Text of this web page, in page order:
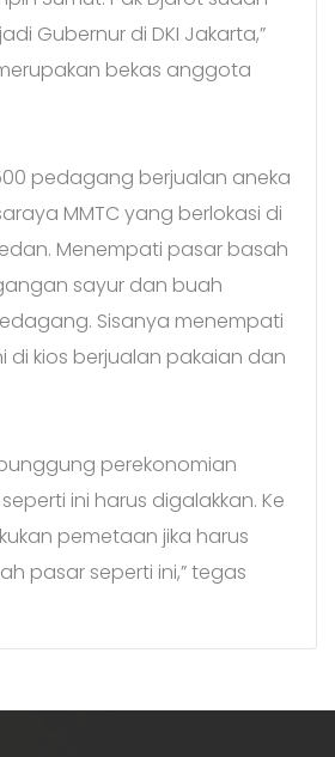
Gubernur di DKI Jakarta,”
bekas anggota
pedagang berjualan aneka
MMTC yang berlokasi di
Menempati pasar basah
sayur dan buah
Sisanya menempati
di kios berjualan pakaian dan
perekonomian
ini harus digalakkan. Ke
pemetaan jika harus
pasar seperti ini,” tegas